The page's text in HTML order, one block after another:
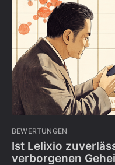
BEWERTUNGEN
Ist Lelixio
verborgenen